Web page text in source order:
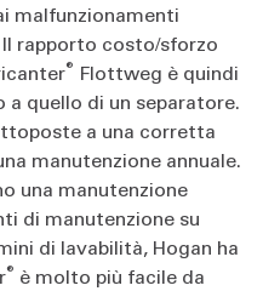
malfunzionamenti
rapporto costo/sforzo
® Flottweg è quindi
quello di un separatore.
a una corretta
manutenzione annuale.
una manutenzione
di manutenzione su
di lavabilità, Hogan ha
® è molto più facile da